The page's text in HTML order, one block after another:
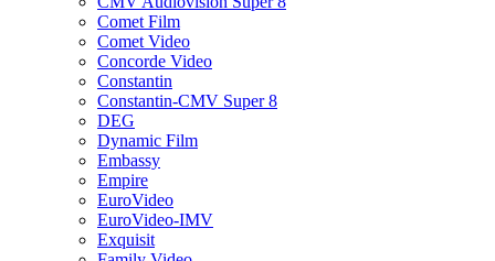
Comet Film
Comet Video
Concorde Video
Constantin
Constantin-CMV Super 8
DEG
Dynamic Film
Embassy
Empire
EuroVideo
EuroVideo-IMV
Exquisit